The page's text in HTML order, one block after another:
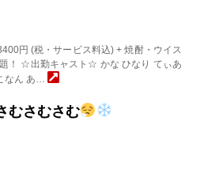
円 (税・サービス料込) + 焼酎・ウイス
！ ☆出勤キャスト☆ かな ひなり てぃあ
なん あ…
むさむさむ